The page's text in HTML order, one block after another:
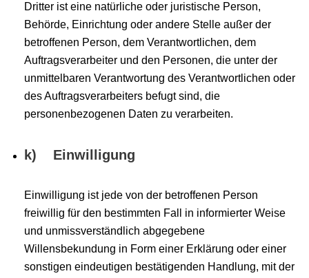
Dritter ist eine natürliche oder juristische Person,
Behörde, Einrichtung oder andere Stelle außer der
betroffenen Person, dem Verantwortlichen, dem
Auftragsverarbeiter und den Personen, die unter der
unmittelbaren Verantwortung des Verantwortlichen oder
des Auftragsverarbeiters befugt sind, die
personenbezogenen Daten zu verarbeiten.
k) Einwilligung
Einwilligung ist jede von der betroffenen Person
freiwillig für den bestimmten Fall in informierter Weise
und unmissverständlich abgegebene
Willensbekundung in Form einer Erklärung oder einer
sonstigen eindeutigen bestätigenden Handlung, mit der